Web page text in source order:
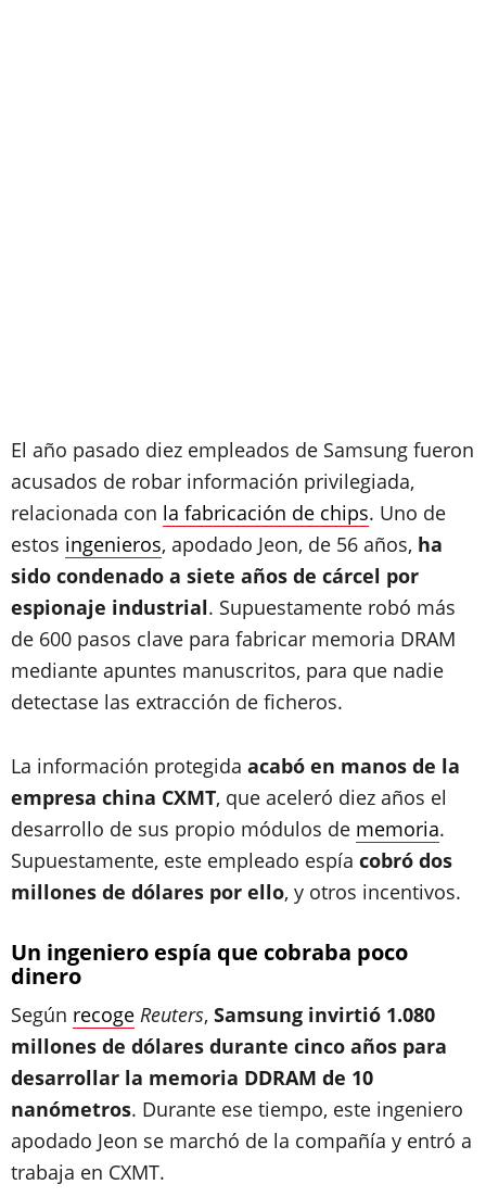
El año pasado diez empleados de Samsung fueron
acusados de robar información privilegiada,
relacionada con la fabricación de chips. Uno de
estos ingenieros, apodado Jeon, de 56 años, ha
sido condenado a siete años de cárcel por
espionaje industrial. Supuestamente robó más
de 600 pasos clave para fabricar memoria DRAM
mediante apuntes manuscritos, para que nadie
detectase las extracción de ficheros.
La información protegida acabó en manos de la
empresa china CXMT, que aceleró diez años el
desarrollo de sus propio módulos de memoria.
Supuestamente, este empleado espía cobró dos
millones de dólares por ello, y otros incentivos.
Un ingeniero espía que cobraba poco
dinero
Según recoge Reuters, Samsung invirtió 1.080
millones de dólares durante cinco años para
desarrollar la memoria DDRAM de 10
nanómetros. Durante ese tiempo, este ingeniero
apodado Jeon se marchó de la compañía y entró a
trabaja en CXMT.